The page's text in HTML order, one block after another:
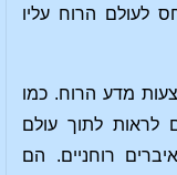
לעולם הרוח עליו
מדע הרוח. כמו
לראות לתוך עולם
רוחניים. הם